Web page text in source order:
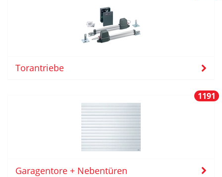
Torantriebe
1191
Garagentore + Nebentüren